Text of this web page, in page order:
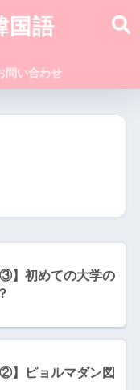
国語
問い合わせ
③】初めての大学の
】ピョルマダン図